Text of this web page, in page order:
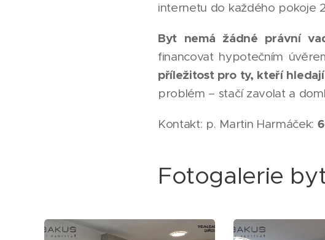
internetu do každého pokoje
Byt nemá žádné právní
financovat hypotečním
příležitost pro ty, kteří
problém – stačí zavolat a
Kontakt: p. Martin Harmáček:
Fotogalerie